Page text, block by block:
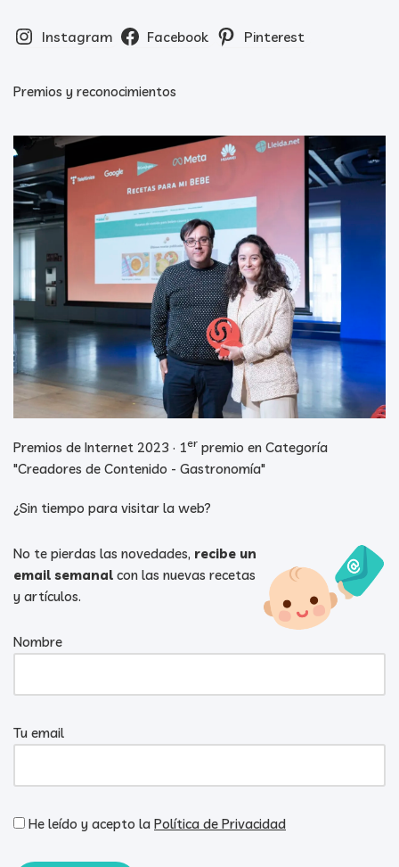
Instagram Facebook Pinterest
Premios y reconocimientos
Premios de Internet 2023 · 1er premio en Categoría
"Creadores de Contenido - Gastronomía"
¿Sin tiempo para visitar la web?
No te pierdas las novedades, recibe un
email semanal con las nuevas recetas
y artículos.
Nombre
Tu email
He leído y acepto la Política de Privacidad